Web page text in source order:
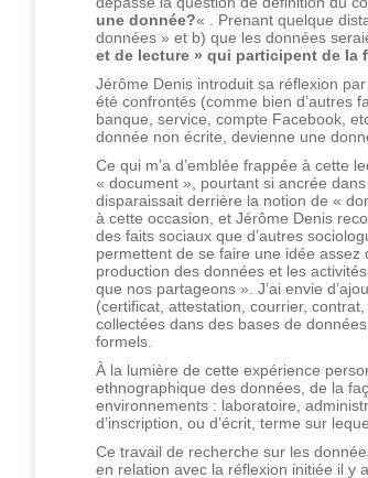
une donnée?« . Prenant quelque
données » et b) que les données
et de lecture » qui participent de la
Jérôme Denis introduit sa réflexion
été confrontés (comme bien d’autres
banque, service, compte Facebook,
donnée non écrite, devienne une
Ce qui m’a d’emblée frappée à cette
« document », pourtant si ancrée
disparaissait derrière la notion de «
à cette occasion, et Jérôme Denis
des faits sociaux que d’autres
permettent de se faire une idée
production des données et les
que nos partageons ». J’ai envie
(certificat, attestation, courrier,
collectées dans des bases de
formels.
À la lumière de cette expérience
ethnographique des données, de la
environnements : laboratoire,
d’inscription, ou d’écrit, terme sur
Ce travail de recherche sur les
en relation avec la réflexion initiée il y